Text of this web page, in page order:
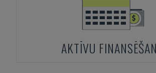
AKTĪVU